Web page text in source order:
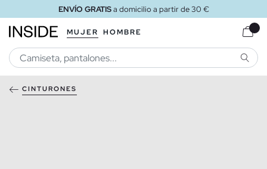
ENVÍO GRATISa domicilio a partir de 30 €
MUJER HOMBRE
CINTURONES